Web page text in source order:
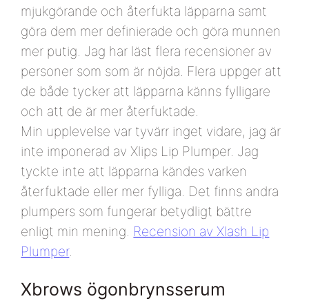
mjukgörande och återfukta läpparna samt
göra dem mer definierade och göra munnen
mer putig. Jag har läst flera recensioner av
personer som som är nöjda. Flera uppger att
de både tycker att läpparna känns fylligare
och att de är mer återfuktade.
Min upplevelse var tyvärr inget vidare, jag är
inte imponerad av Xlips Lip Plumper. Jag
tyckte inte att läpparna kändes varken
återfuktade eller mer fylliga. Det finns andra
plumpers som fungerar betydligt bättre
enligt min mening. Recension av Xlash Lip
Plumper.
Xbrows ögonbrynsserum